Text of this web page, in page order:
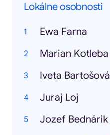
Lokálne osobnosti
Ewa Farna
Marian Kotleba
Iveta Bartošová
Juraj Loj
Jozef Bednárik